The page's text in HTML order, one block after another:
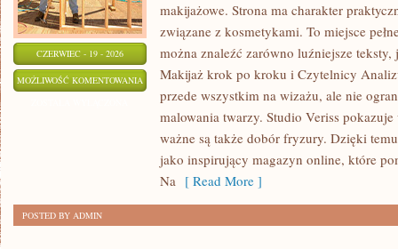
CZERWIEC - 19 - 2026
MOŻLIWOŚĆ KOMENTOWANIA
KREATYWNY
MAKIJAŻ
makijażowe. Strona ma charakter
związane z kosmetykami. To miejsce
można znaleźć zarówno luźniejsze
Makijaż krok po kroku i Czytelnicy
przede wszystkim na wizażu, ale nie
malowania twarzy. Studio Veriss
ważne są także dobór fryzury. Dzięki
jako inspirujący magazyn online, które
Na [ Read More ]
POSTED BY ADMIN